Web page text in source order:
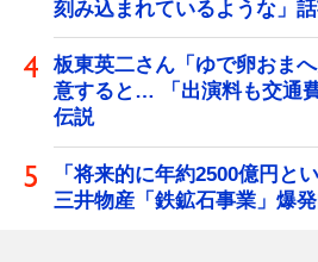
刻み込まれているような」
板東英二さん「ゆで卵おま
意すると… 「出演料も交通
伝説
「将来的に年約2500億円
三井物産「鉄鉱石事業」爆